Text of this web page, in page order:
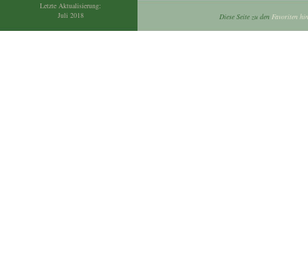
Letzte Aktualisierung:
Juli 2018
Diese Seite zu den Favoriten